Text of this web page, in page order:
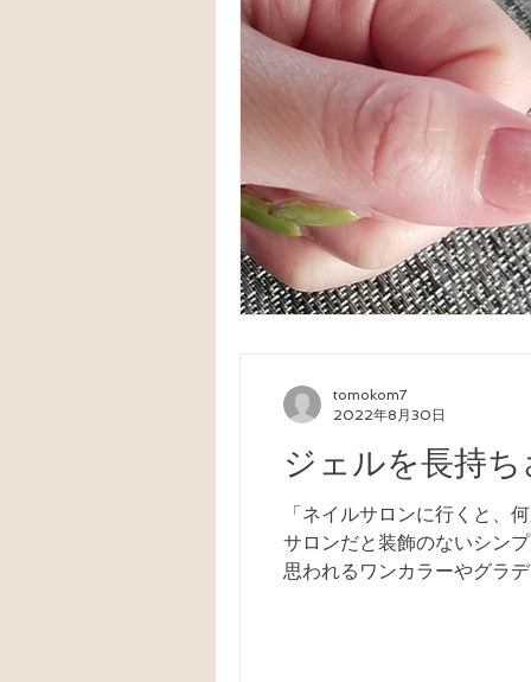
ジェルを長持
「ネイルサロンに行くと、
サロンだと装飾のないシン
思われるワンカラーやグラ
tomokom7
2022年8月30日